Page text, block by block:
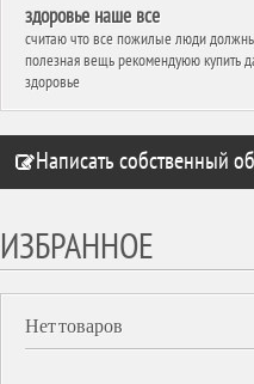
здоровье наше все
считаю что все пожилые люди
полезная вещь рекомендуюю купить
здоровье
Написать собственный
ИЗБРАННОЕ
Нет товаров